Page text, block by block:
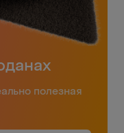
полезная